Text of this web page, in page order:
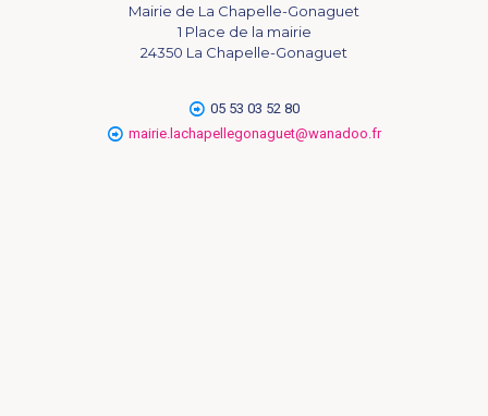
Mairie de La Chapelle-Gonaguet
1 Place de la mairie
24350 La Chapelle-Gonaguet
05 53 03 52 80
mairie.lachapellegonaguet@wanadoo.fr